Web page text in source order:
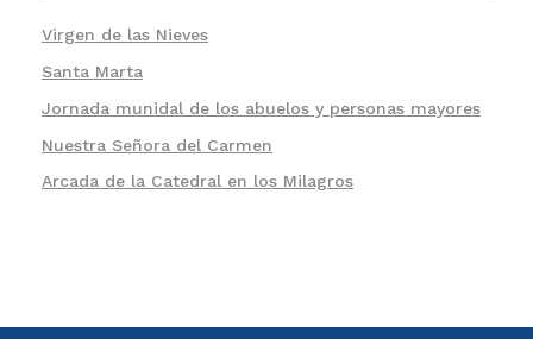
Virgen de las Nieves
Santa Marta
Jornada munidal de los abuelos y personas mayores
Nuestra Señora del Carmen
Arcada de la Catedral en los Milagros